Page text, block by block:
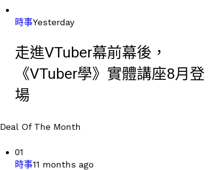
時事Yesterday
走進VTuber幕前幕後，
《VTuber學》實體講座8月登
場
Deal Of The Month
01
時事11 months ago